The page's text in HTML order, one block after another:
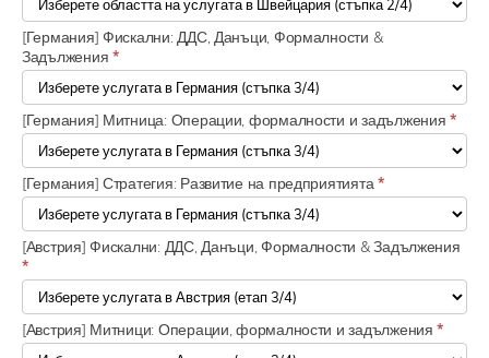
[Германия] Фискални: ДДС, Данъци, Формалности &
Задължения*
[Германия] Митница: Операции, формалности и задължения*
[Германия] Стратегия: Развитие на предприятията*
[Австрия] Фискални: ДДС, Данъци, Формалности & Задължения
*
[Австрия] Митници: Операции, формалности и задължения*